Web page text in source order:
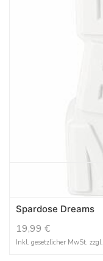
Spardose Dreams
19,99 €
Inkl. gesetzlicher MwSt. zzgl.